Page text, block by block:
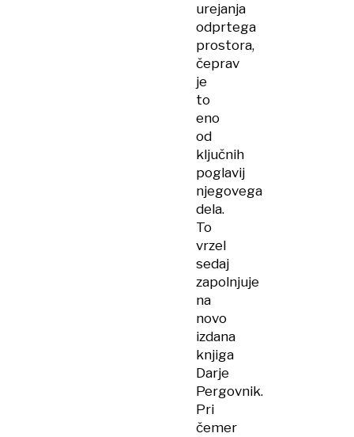
urejanja
odprtega
prostora,
čeprav
je
to
eno
od
ključnih
poglavij
njegovega
dela.
To
vrzel
sedaj
zapolnjuje
na
novo
izdana
knjiga
Darje
Pergovnik.
Pri
čemer